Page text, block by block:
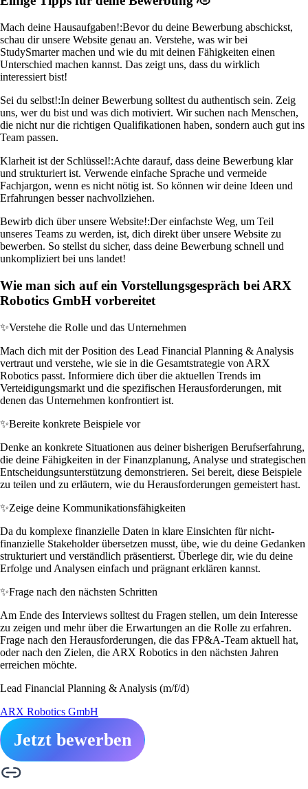
Mach deine Hausaufgaben!:Bevor du deine Bewerbung abschickst,
schau dir unsere Website genau an. Verstehe, was wir bei
StudySmarter machen und wie du mit deinen Fähigkeiten einen
Unterschied machen kannst. Das zeigt uns, dass du wirklich
interessiert bist!
Sei du selbst!:In deiner Bewerbung solltest du authentisch sein. Zeig
uns, wer du bist und was dich motiviert. Wir suchen nach Menschen,
die nicht nur die richtigen Qualifikationen haben, sondern auch gut ins
Team passen.
Klarheit ist der Schlüssel!:Achte darauf, dass deine Bewerbung klar
und strukturiert ist. Verwende einfache Sprache und vermeide
Fachjargon, wenn es nicht nötig ist. So können wir deine Ideen und
Erfahrungen besser nachvollziehen.
Bewirb dich über unsere Website!:Der einfachste Weg, um Teil
unseres Teams zu werden, ist, dich direkt über unsere Website zu
bewerben. So stellst du sicher, dass deine Bewerbung schnell und
unkompliziert bei uns landet!
Wie man sich auf ein Vorstellungsgespräch bei ARX
Robotics GmbH vorbereitet
✨Verstehe die Rolle und das Unternehmen
Mach dich mit der Position des Lead Financial Planning & Analysis
vertraut und verstehe, wie sie in die Gesamtstrategie von ARX
Robotics passt. Informiere dich über die aktuellen Trends im
Verteidigungsmarkt und die spezifischen Herausforderungen, mit
denen das Unternehmen konfrontiert ist.
✨Bereite konkrete Beispiele vor
Denke an konkrete Situationen aus deiner bisherigen Berufserfahrung,
die deine Fähigkeiten in der Finanzplanung, Analyse und strategischen
Entscheidungsunterstützung demonstrieren. Sei bereit, diese Beispiele
zu teilen und zu erläutern, wie du Herausforderungen gemeistert hast.
✨Zeige deine Kommunikationsfähigkeiten
Da du komplexe finanzielle Daten in klare Einsichten für nicht-
finanzielle Stakeholder übersetzen musst, übe, wie du deine Gedanken
strukturiert und verständlich präsentierst. Überlege dir, wie du deine
Erfolge und Analysen einfach und prägnant erklären kannst.
✨Frage nach den nächsten Schritten
Am Ende des Interviews solltest du Fragen stellen, um dein Interesse
zu zeigen und mehr über die Erwartungen an die Rolle zu erfahren.
Frage nach den Herausforderungen, die das FP&A-Team aktuell hat,
oder nach den Zielen, die ARX Robotics in den nächsten Jahren
erreichen möchte.
Lead Financial Planning & Analysis (m/f/d)
ARX Robotics GmbH
Jetzt bewerben